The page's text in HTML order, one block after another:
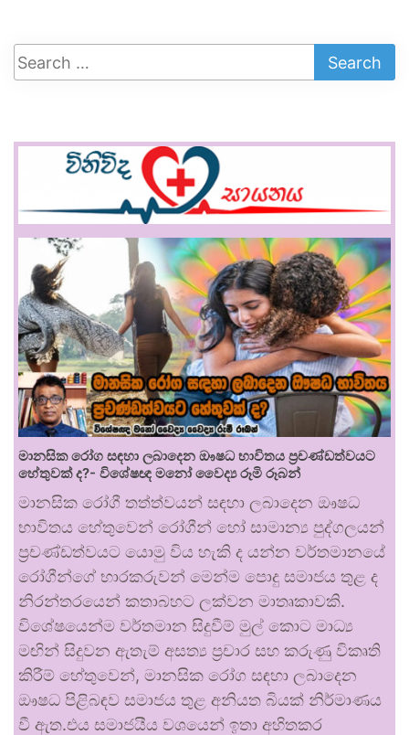
මානසික රෝග සඳහා ලබාදෙන ඖෂධ භාවිතය ප්‍රචණ්ඩත්වයට
හේතුවක් ද?- විශේෂඥ මනෝ වෛද්‍ය රූමි රූබන්
මානසික රෝගී තත්ත්වයන් සඳහා ලබාදෙන ඖෂධ
භාවිතය හේතුවෙන් රෝගීන් හෝ සාමාන්‍ය පුද්ගලයන්
ප්‍රචණ්ඩත්වයට යොමු විය හැකි ද යන්න වර්තමානයේ
රෝගීන්ගේ භාරකරුවන් මෙන්ම පොදු සමාජය තුළ ද
නිරන්තරයෙන් කතාබහට ලක්වන මාතෘකාවකි.
විශේෂයෙන්ම වර්තමාන සිදුවීම් මුල් කොට මාධ්‍ය
මඟින් සිදුවන ඇතැම් අසත්‍ය ප්‍රචාර සහ කරුණු විකෘති
කිරීම් හේතුවෙන්, මානසික රෝග සඳහා ලබාදෙන
ඖෂධ පිළිබඳව සමාජය තුළ අනියත බියක් නිර්මාණය
වී ඇත.එය සමාජයීය වශයෙන් ඉතා අහිතකර